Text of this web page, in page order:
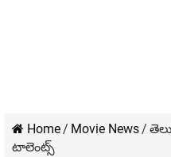
Home/ Movie News/
టాలెంట్స్